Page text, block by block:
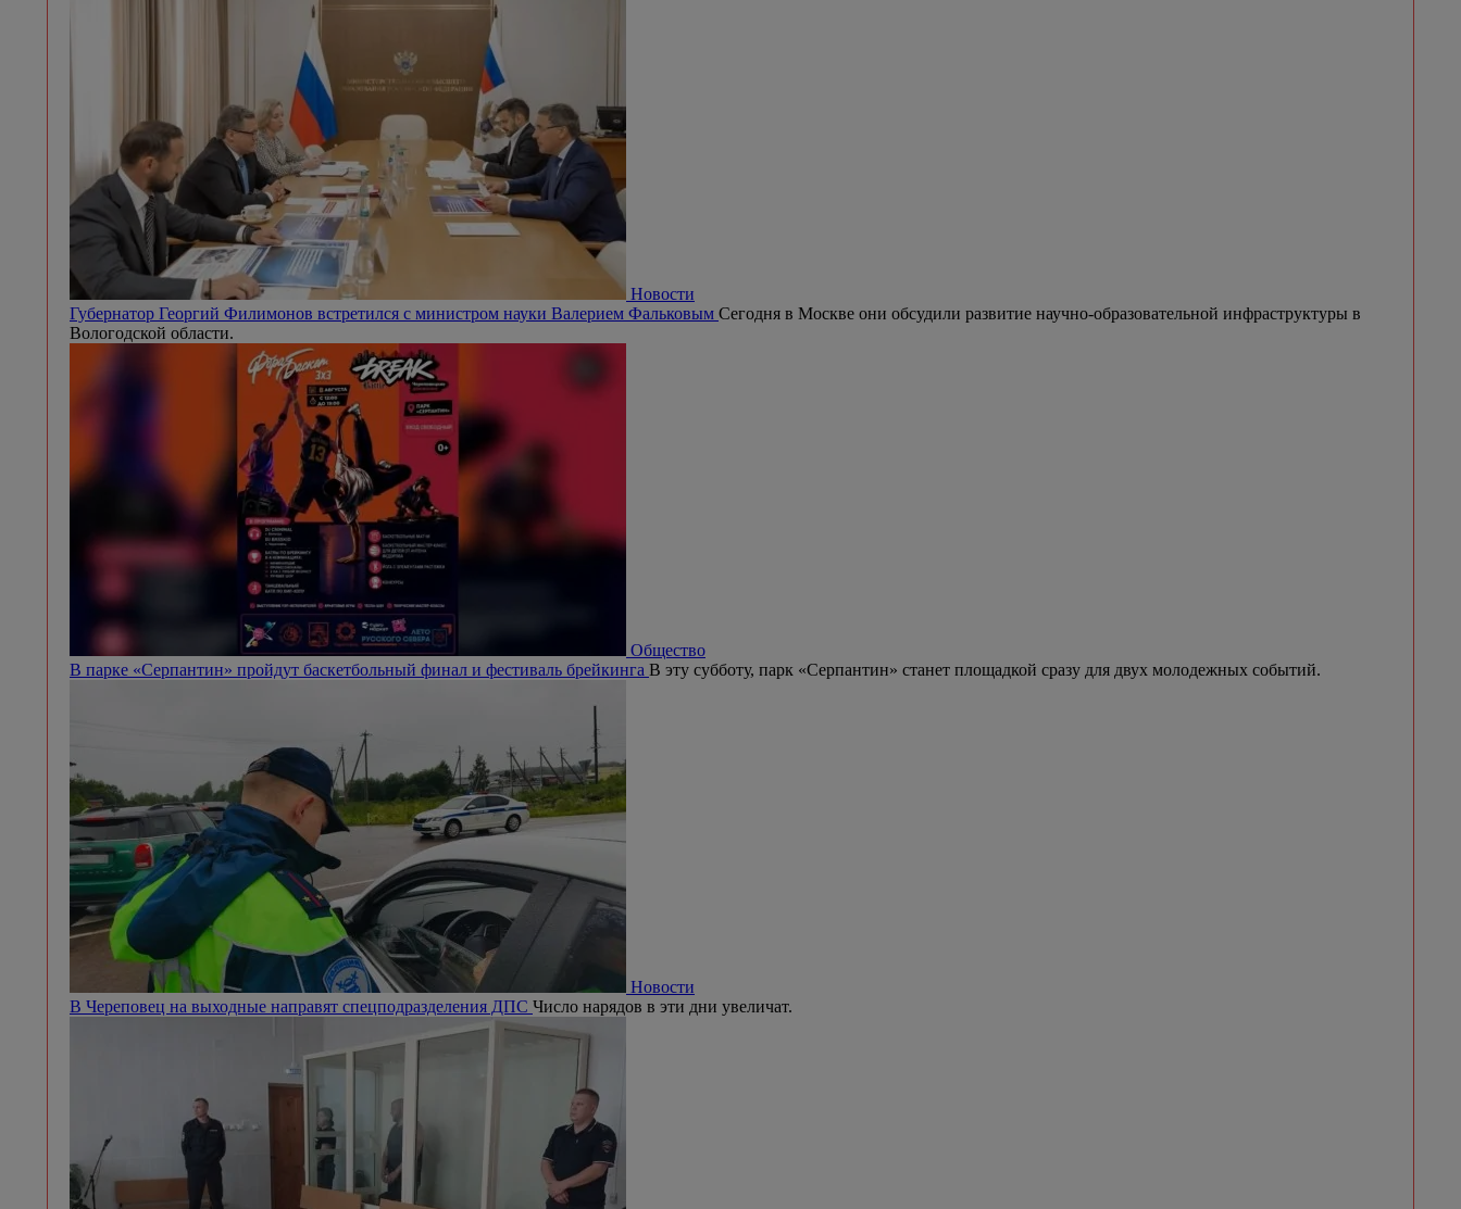
Новости
Губернатор Георгий Филимонов встретился с министром науки Валерием Фальковым Сегодня в Москве они обсудили развитие научно-образовательной инфраструктуры в
Вологодской области.
Общество
В парке «Серпантин» пройдут баскетбольный финал и фестиваль брейкинга В эту субботу, парк «Серпантин» станет площадкой сразу для двух молодежных событий.
Новости
В Череповец на выходные направят спецподразделения ДПС Число нарядов в эти дни увеличат.